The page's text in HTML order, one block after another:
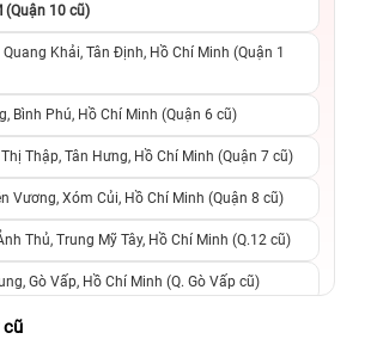
(Quận 10 cũ)
Khải, Tân Định, Hồ Chí Minh (Quận 1
Bình Phú, Hồ Chí Minh (Quận 6 cũ)
Thập, Tân Hưng, Hồ Chí Minh (Quận 7 cũ)
Vương, Xóm Củi, Hồ Chí Minh (Quận 8 cũ)
Thủ, Trung Mỹ Tây, Hồ Chí Minh (Q.12 cũ)
Gò Vấp, Hồ Chí Minh (Q. Gò Vấp cũ)
Tân Phú, Hồ Chí Minh (Quận Tân Phú cũ)
cũ